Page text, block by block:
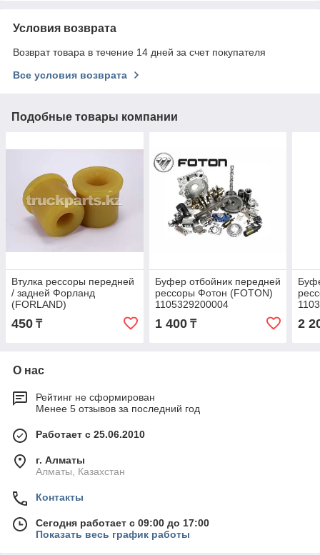
Условия возврата
Возврат товара в течение 14 дней за счет покупателя
Все условия возврата
Подобные товары компании
Втулка рессоры передней
/ задней Форланд
(FORLAND)
11028295J0006
450 ₸
Буфер отбойник передней
рессоры Фотон (FOTON)
1105329200004
1 400₸ 2
О нас
Рейтинг не сформирован
Менее 5 отзывов за последний год
Работает с 25.06.2010
г. Алматы
Алматы, Казахстан
Контакты
Сегодня работает с 09:00 до 17:00
Показать весь график работы